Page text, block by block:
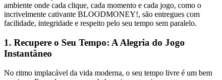
ambiente onde cada clique, cada momento e cada jogo, como o
incrivelmente cativante BLOODMONEY!, são entregues com
facilidade, integridade e respeito pelo seu tempo sem paralelo.
1. Recupere o Seu Tempo: A Alegria do Jogo
Instantâneo
No ritmo implacável da vida moderna, o seu tempo livre é um bem